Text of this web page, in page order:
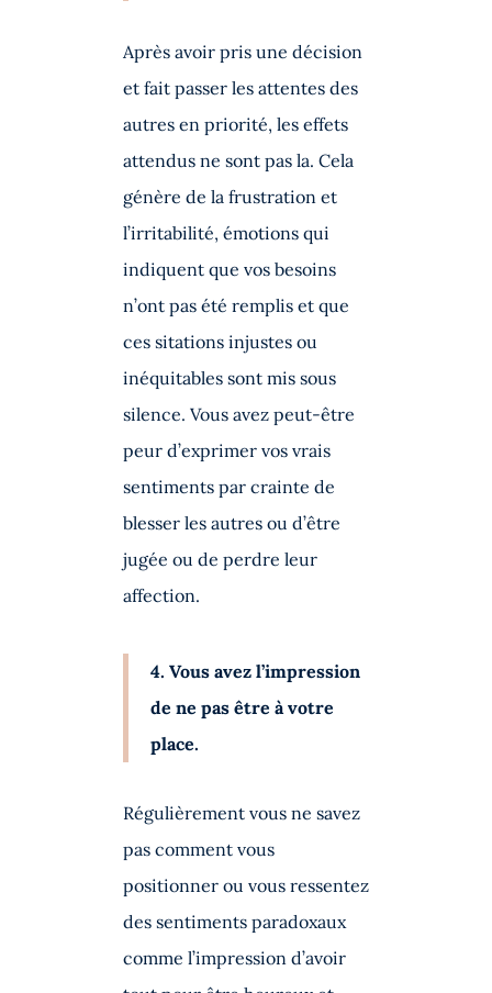
Après avoir pris une décision
et fait passer les attentes des
autres en priorité, les effets
attendus ne sont pas la. Cela
génère de la frustration et
l’irritabilité, émotions qui
indiquent que vos besoins
n’ont pas été remplis et que
ces sitations injustes ou
inéquitables sont mis sous
silence. Vous avez peut-être
peur d’exprimer vos vrais
sentiments par crainte de
blesser les autres ou d’être
jugée ou de perdre leur
affection.
4. Vous avez l’impression
de ne pas être à votre
place.
Régulièrement vous ne savez
pas comment vous
positionner ou vous ressentez
des sentiments paradoxaux
comme l’impression d’avoir